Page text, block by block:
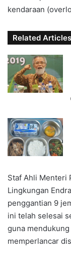
kendaraan
Related Articles
Staf Ahli Menteri
Lingkungan
penggantian 9
ini telah selesai
guna
memperlancar